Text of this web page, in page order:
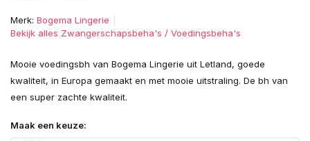
Merk: Bogema Lingerie
Bekijk alles Zwangerschapsbeha's / Voedingsbeha's
Mooie voedingsbh van Bogema Lingerie uit Letland, goede
kwaliteit, in Europa gemaakt en met mooie uitstraling. De bh van
een super zachte kwaliteit.
Maak een keuze: